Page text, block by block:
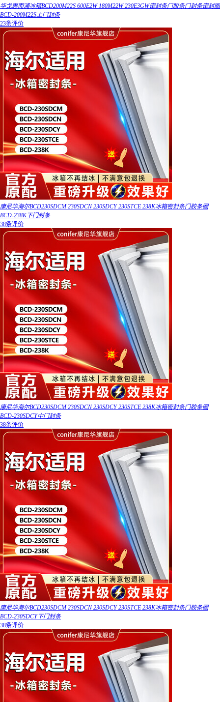
华戈惠而浦冰箱BCD200M22S 600E2W 180M22W 230E3GW密封条门胶条门封条密封圈
BCD-200M22S上门封条
23条评价
康尼华海尔BCD230SDCM 230SDCN 230SDCY 230STCE 238K冰箱密封条门胶条圈
BCD-238K下门封条
38条评价
康尼华海尔BCD230SDCM 230SDCN 230SDCY 230STCE 238K冰箱密封条门胶条圈
BCD-230SDCY中门封条
38条评价
康尼华海尔BCD230SDCM 230SDCN 230SDCY 230STCE 238K冰箱密封条门胶条圈
BCD-230SDCY下门封条
38条评价